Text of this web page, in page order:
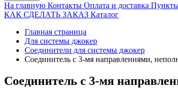
На главную Контакты Оплата и доставка
КАК СДЕЛАТЬ ЗАКАЗ Каталог
Главная страница
Для системы джокер
Соединители для системы джокер
Соединитель с 3-мя направлениями,
Соединитель с 3-мя